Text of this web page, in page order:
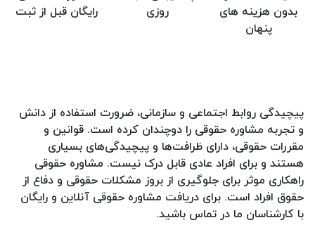
بدون هزینه های
پنهان
روزی
رایگان قبل از ثبت
پیچیدگی روابط اجتماعی و سازمانی، ضرورت استفاده از دانش
و تجربه مشاوره حقوقی را دوچندان کرده است. قوانین و
مقررات حقوقی، دارای ظرافت‌ها و پیچیدگی‌های بسیاری
هستند و برای افراد عادی قابل درک نیست. مشاوره حقوقی
راهکاری موثر برای جلوگیری از بروز مشکلات حقوقی و دفاع از
حقوق افراد است. برای دریافت مشاوره حقوقی آنلاین و رایگان
با کارشناسان ما در تماس باشید.